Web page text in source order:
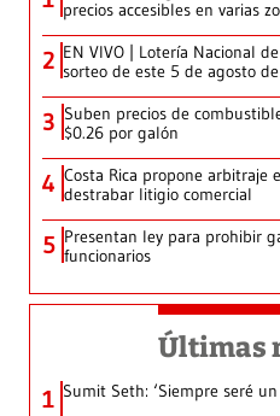
precios accesibles en varias
2 EN VIVO | Lotería Nacional
sorteo de este 5 de agosto
3 Suben precios de
$0.26 por galón
4 Costa Rica propone arbitraje
destrabar litigio comercial
5 Presentan ley para prohibir
funcionarios
Últimas
1 Sumit Seth: ‘Siempre seré